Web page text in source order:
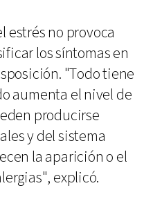
estrés no provoca
los síntomas en
"Todo tiene
aumenta el nivel de
producirse
y del sistema
la aparición o el
explicó.